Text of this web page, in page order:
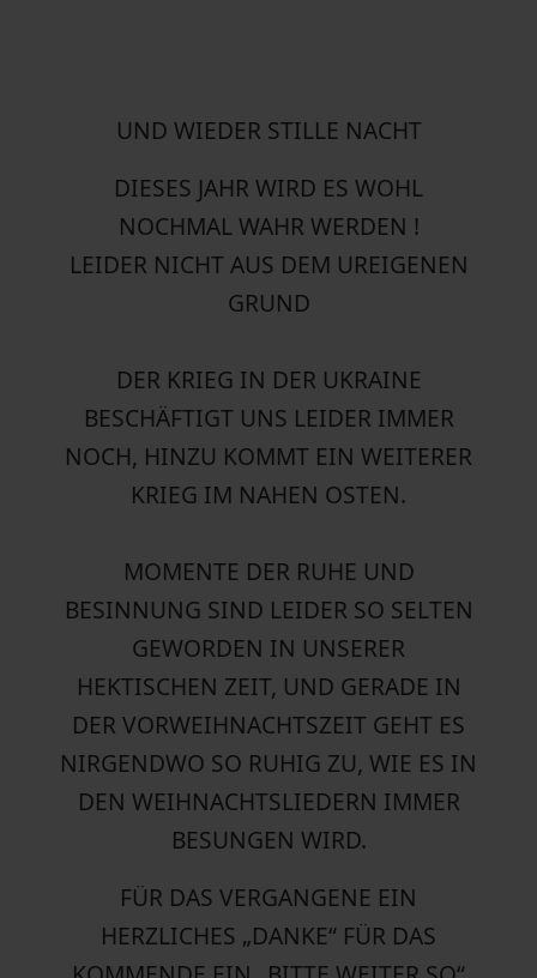
UND WIEDER STILLE NACHT
DIESES JAHR WIRD ES WOHL
NOCHMAL WAHR WERDEN !
LEIDER NICHT AUS DEM UREIGENEN
GRUND
DER KRIEG IN DER UKRAINE
BESCHÄFTIGT UNS LEIDER IMMER
NOCH, HINZU KOMMT EIN WEITERER
KRIEG IM NAHEN OSTEN.
MOMENTE DER RUHE UND
BESINNUNG SIND LEIDER SO SELTEN
GEWORDEN IN UNSERER
HEKTISCHEN ZEIT, UND GERADE IN
DER VORWEIHNACHTSZEIT GEHT ES
NIRGENDWO SO RUHIG ZU, WIE ES IN
DEN WEIHNACHTSLIEDERN IMMER
BESUNGEN WIRD.
FÜR DAS VERGANGENE EIN
HERZLICHES „DANKE“ FÜR DAS